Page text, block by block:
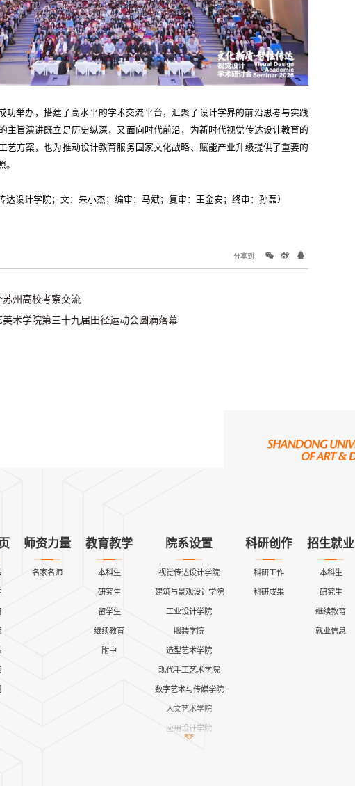
功举办，搭建了高水平的学术交流平台，汇聚了设计学界的前沿思考与实践
主旨演讲既立足历史纵深，又面向时代前沿，为新时代视觉传达设计教育的
艺方案，也为推动设计教育服务国家文化战略、赋能产业升级提供了重要的
。
达设计学院；文：朱小杰；编审：马斌；复审：王金安；终审：孙磊）
分享到：
苏州高校考察交流
美术学院第三十九届田径运动会圆满落幕
师资力量
名家名师
教育教学
本科生
研究生
留学生
继续教育
附中
院系设置
视觉传达设计学院
建筑与景观设计学院
工业设计学院
服装学院
造型艺术学院
现代手工艺术学院
数字艺术与传媒学院
人文艺术学院
应用设计学院
科研创作
科研工作
科研成果
招生就业
本科生
研究生
继续教育
就业信息